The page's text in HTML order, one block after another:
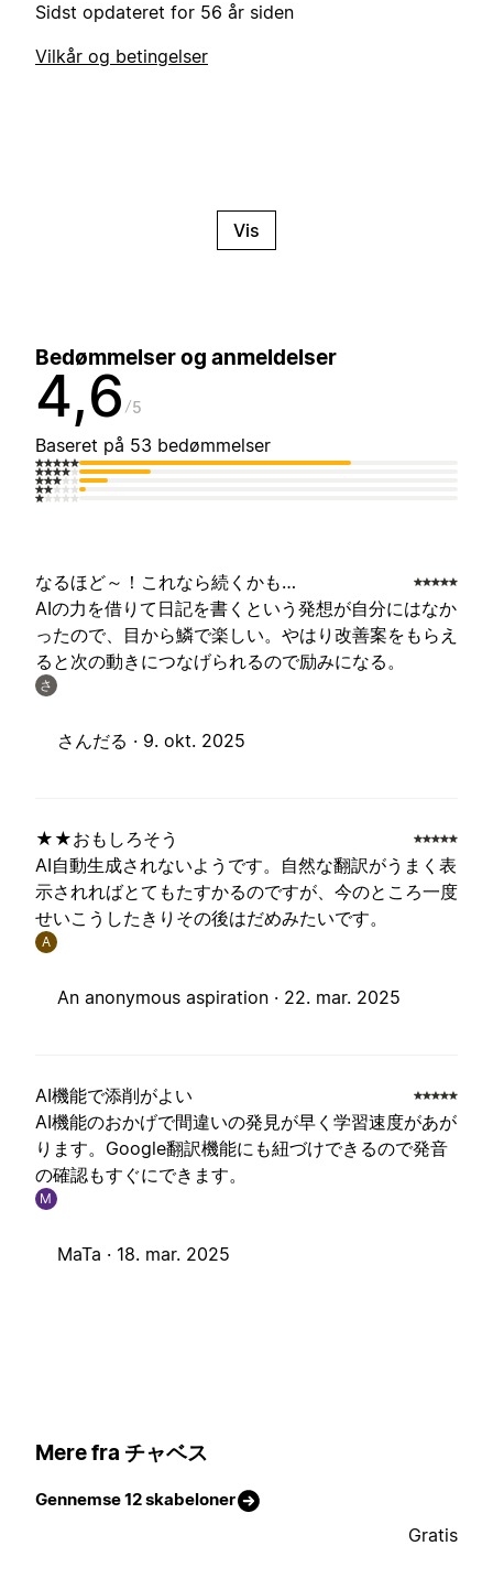
Sidst opdateret for 56 år siden
Vilkår og betingelser
Vis
Bedømmelser og anmeldelser
4,6 5
Baseret på 53 bedømmelser
なるほど～！これなら続くかも…
AIの力を借りて日記を書くという発想が自分にはなか
ったので、目から鱗で楽しい。やはり改善案をもらえ
ると次の動きにつなげられるので励みになる。
さ
さんだる · 9. okt. 2025
★★おもしろそう
AI自動生成されないようです。自然な翻訳がうまく表
示されればとてもたすかるのですが、今のところ一度
せいこうしたきりその後はだめみたいです。
A
An anonymous aspiration · 22. mar. 2025
AI機能で添削がよい
AI機能のおかげで間違いの発見が早く学習速度があが
ります。Google翻訳機能にも紐づけできるので発音
の確認もすぐにできます。
M
MaTa · 18. mar. 2025
Mere fra チャベス
Gennemse 12 skabeloner
Gratis